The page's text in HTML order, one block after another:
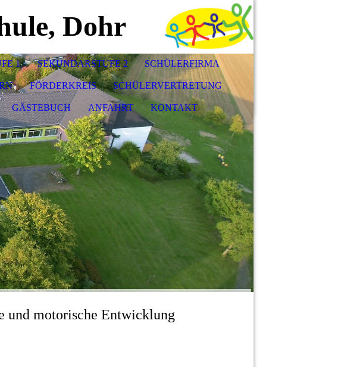
Dohr
1 SEKUNDARSTUFE 2 SCHÜLERFIRMA
FÖRDERKREIS SCHÜLERVERTRETUNG
GÄSTEBUCH ANFAHRT KONTAKT
und motorische Entwicklung